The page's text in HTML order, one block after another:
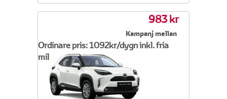
983 kr
Kampanj mellan
Ordinare pris: 1092kr/dygn inkl. fria
mil